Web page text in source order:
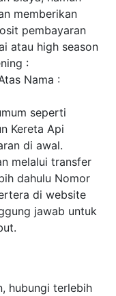
memberikan
pembayaran
atau high season
:
Nama :
seperti
Kereta Api
di awal.
melalui transfer
dahulu Nomor
di website
jawab untuk
hubungi terlebih